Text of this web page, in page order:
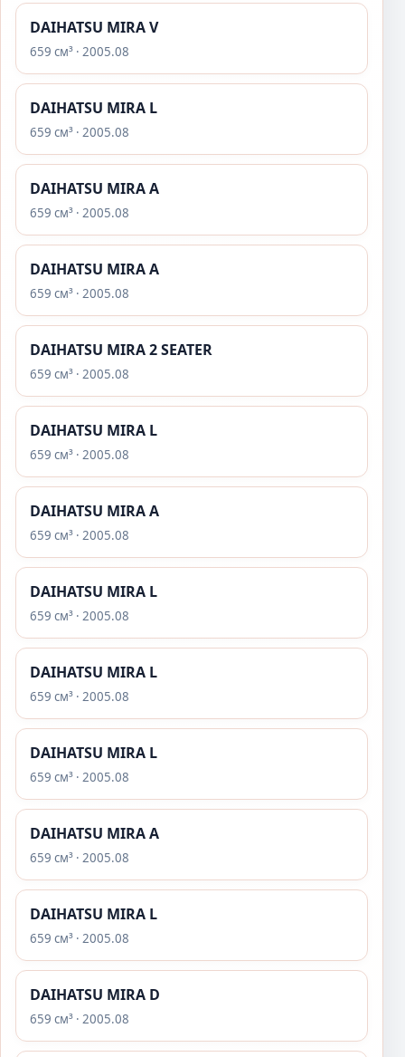
DAIHATSU MIRA V
659 см³ · 2005.08
DAIHATSU MIRA L
659 см³ · 2005.08
DAIHATSU MIRA A
659 см³ · 2005.08
DAIHATSU MIRA A
659 см³ · 2005.08
DAIHATSU MIRA 2 SEATER
659 см³ · 2005.08
DAIHATSU MIRA L
659 см³ · 2005.08
DAIHATSU MIRA A
659 см³ · 2005.08
DAIHATSU MIRA L
659 см³ · 2005.08
DAIHATSU MIRA L
659 см³ · 2005.08
DAIHATSU MIRA L
659 см³ · 2005.08
DAIHATSU MIRA A
659 см³ · 2005.08
DAIHATSU MIRA L
659 см³ · 2005.08
DAIHATSU MIRA D
659 см³ · 2005.08